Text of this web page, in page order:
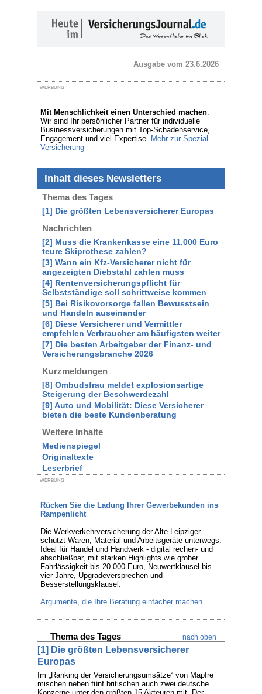
Ausgabe vom 23.6.2026
WERBUNG
Mit Menschlichkeit einen Unterschied machen.
Wir sind Ihr persönlicher Partner für individuelle
Businessversicherungen mit Top-Schadenservice,
Engagement und viel Expertise. Mehr zur Spezial-
Versicherung
Inhalt dieses Newsletters
Thema des Tages
[1] Die größten Lebensversicherer Europas
Nachrichten
[2] Muss die Krankenkasse eine 11.000 Euro
teure Skiprothese zahlen?
[3] Wann ein Kfz-Versicherer nicht für
angezeigten Diebstahl zahlen muss
[4] Rentenversicherungspflicht für
Selbstständige soll schrittweise kommen
[5] Bei Risikovorsorge fallen Bewusstsein
und Handeln auseinander
[6] Diese Versicherer und Vermittler
empfehlen Verbraucher am häufigsten weiter
[7] Die besten Arbeitgeber der Finanz- und
Versicherungsbranche 2026
Kurzmeldungen
[8] Ombudsfrau meldet explosionsartige
Steigerung der Beschwerdezahl
[9] Auto und Mobilität: Diese Versicherer
bieten die beste Kundenberatung
Weitere Inhalte
Medienspiegel
Originaltexte
Leserbrief
WERBUNG
Rücken Sie die Ladung Ihrer Gewerbekunden ins
Rampenlicht
Die Werkverkehrversicherung der Alte Leipziger
schützt Waren, Material und Arbeitsgeräte unterwegs.
Ideal für Handel und Handwerk - digital rechen- und
abschließbar, mit starken Highlights wie grober
Fahrlässigkeit bis 20.000 Euro, Neuwertklausel bis
vier Jahre, Upgradeversprechen und
Besserstellungsklausel.
Argumente, die Ihre Beratung einfacher machen.
Thema des Tages nach oben
[1] Die größten Lebensversicherer
Europas
Im „Ranking der Versicherungsumsätze“ von Mapfre
mischen neben fünf britischen auch zwei deutsche